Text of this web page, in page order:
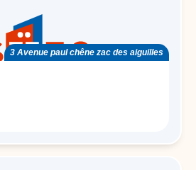
3 Avenue paul chêne zac des aiguilles